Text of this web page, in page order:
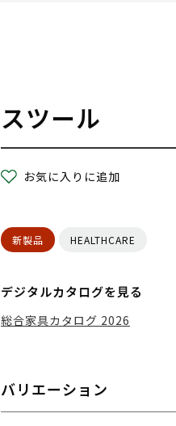
スツール
お気に入りに追加
新製品 HEALTHCARE
デジタルカタログを見る
総合家具カタログ 2026
バリエーション